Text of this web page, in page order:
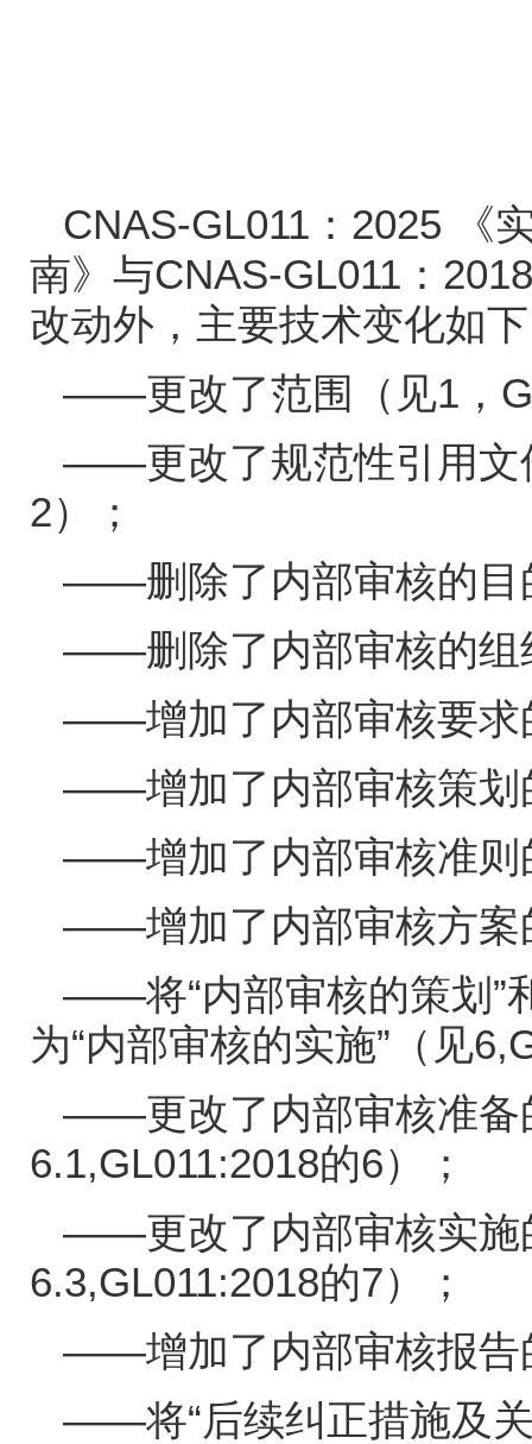
CNAS-GL011 ： 2025
《
南》与CNAS-GL011 ： 2018
改动外，主要技术变化如
——更改了范围（见1 ，
——更改了规范性引用文
2）；
——删除了内部审核的目
——删除了内部审核的组
——增加了内部审核要求
——增加了内部审核策划
——增加了内部审核准则
——增加了内部审核方案
——将“内部审核的策划”
为“内部审核的实施”（见
——更改了内部审核准备
6.1,GL011:2018的6）；
——更改了内部审核实施
6.3,GL011:2018的7）；
——增加了内部审核报告
——将“后续纠正措施及关